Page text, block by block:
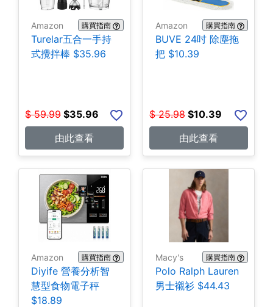
Amazon 購買指南
Turelar五合一手持
式攪拌棒 $35.96
$ 59.99 $35.96
由此查看
Amazon 購買指南
BUVE 24吋 除塵拖
把 $10.39
$ 25.98 $10.39
由此查看
Amazon 購買指南
Diyife 營養分析智
慧型食物電子秤
$18.89
Macy's 購買指南
Polo Ralph Lauren
男士襯衫 $44.43